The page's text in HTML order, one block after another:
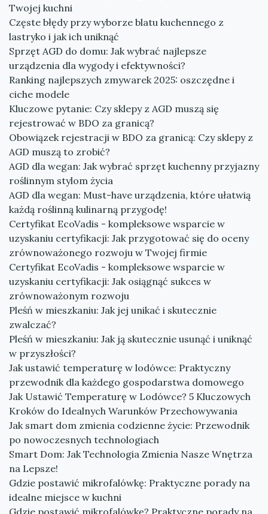
Twojej kuchni
Częste błędy przy wyborze blatu kuchennego z
lastryko i jak ich uniknąć
Sprzęt AGD do domu: Jak wybrać najlepsze
urządzenia dla wygody i efektywności?
Ranking najlepszych zmywarek 2025: oszczędne i
ciche modele
Kluczowe pytanie: Czy sklepy z AGD muszą się
rejestrować w BDO za granicą?
Obowiązek rejestracji w BDO za granicą: Czy sklepy z
AGD muszą to zrobić?
AGD dla wegan: Jak wybrać sprzęt kuchenny przyjazny
roślinnym stylom życia
AGD dla wegan: Must-have urządzenia, które ułatwią
każdą roślinną kulinarną przygodę!
Certyfikat EcoVadis - kompleksowe wsparcie w
uzyskaniu certyfikacji: Jak przygotować się do oceny
zrównoważonego rozwoju w Twojej firmie
Certyfikat EcoVadis - kompleksowe wsparcie w
uzyskaniu certyfikacji: Jak osiągnąć sukces w
zrównoważonym rozwoju
Pleśń w mieszkaniu: Jak jej unikać i skutecznie
zwalczać?
Pleśń w mieszkaniu: Jak ją skutecznie usunąć i uniknąć
w przyszłości?
Jak ustawić temperaturę w lodówce: Praktyczny
przewodnik dla każdego gospodarstwa domowego
Jak Ustawić Temperaturę w Lodówce? 5 Kluczowych
Kroków do Idealnych Warunków Przechowywania
Jak smart dom zmienia codzienne życie: Przewodnik
po nowoczesnych technologiach
Smart Dom: Jak Technologia Zmienia Nasze Wnętrza
na Lepsze!
Gdzie postawić mikrofalówkę: Praktyczne porady na
idealne miejsce w kuchni
Gdzie postawić mikrofalówkę? Praktyczne porady na